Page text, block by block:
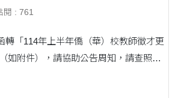
閱 : 761
如附件），請協助公告周知，請查照。
114年2月8日僑教學字第1140200322